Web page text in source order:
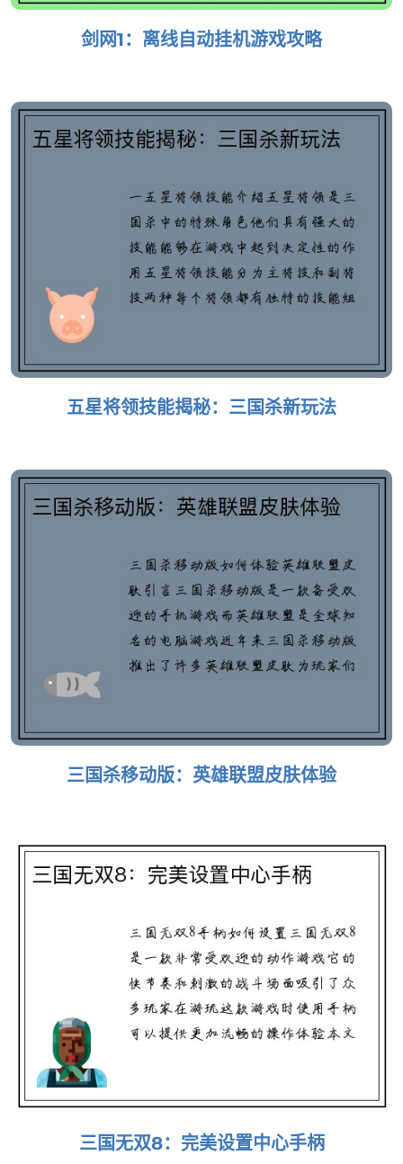
剑网1：离线自动挂机游戏攻略
五星将领技能揭秘：三国杀新玩法
三国杀移动版：英雄联盟皮肤体验
三国无双8：完美设置中心手柄